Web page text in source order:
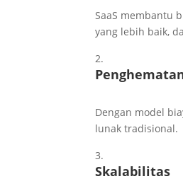
SaaS membantu
yang lebih baik,
Dengan model
lunak tradisional.
Skalabilitas